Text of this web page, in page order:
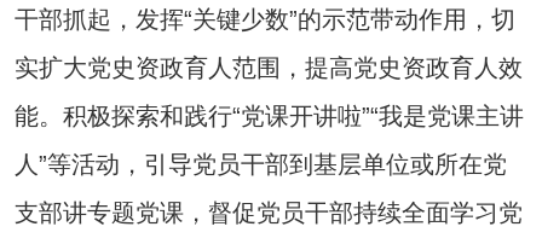
干部抓起，发挥“关键少数”的示范带动作用，切
实扩大党史资政育人范围，提高党史资政育人效
能。积极探索和践行“党课开讲啦”“我是党课主讲
人”等活动，引导党员干部到基层单位或所在党
支部讲专题党课，督促党员干部持续全面学习党